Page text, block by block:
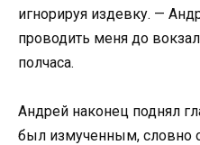
игнорируя издевку. —
проводить меня до
полчаса.
Андрей наконец поднял
был измученным, словно